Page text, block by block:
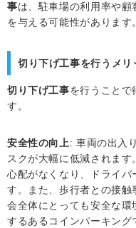
事は、駐車場の利用率や
を与える可能性があります
切り下げ工事を行うメリ
切り下げ工事を行うことで
す。
安全性の向上: 車両の出入
スクが大幅に低減されま
心配がなくなり、ドライバ
す。また、歩行者との接
会全体にとっても安全な
するあるコインパーキング